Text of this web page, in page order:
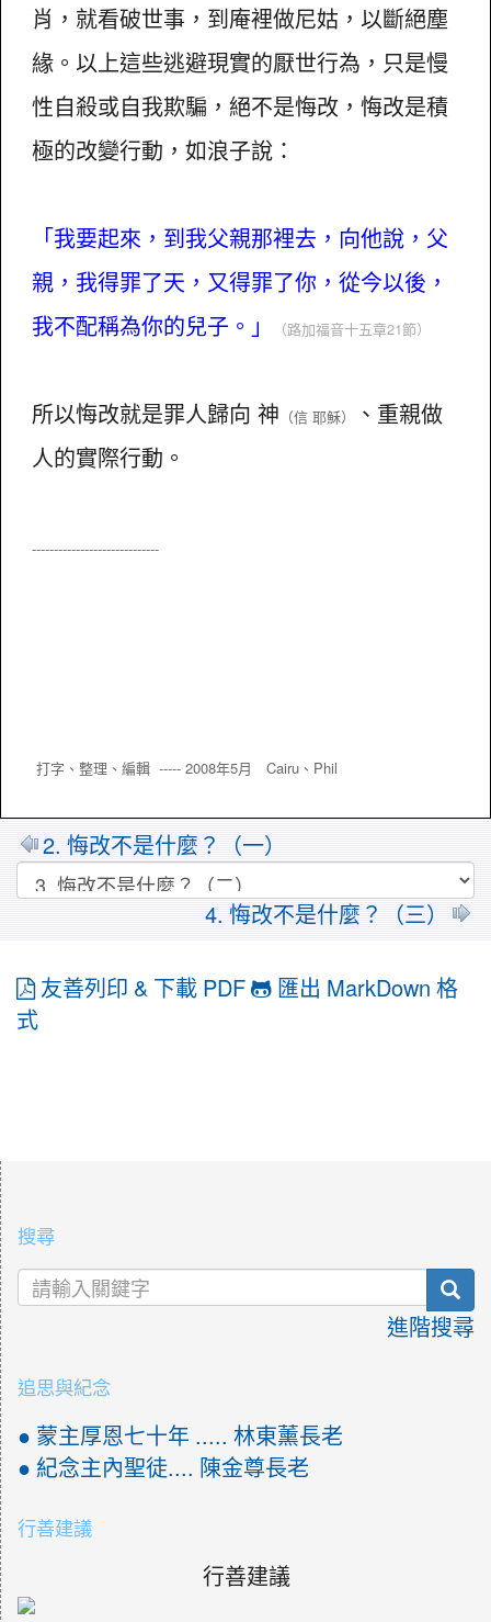
肖，就看破世事，到庵裡做尼姑，以斷絕塵
緣。以上這些逃避現實的厭世行為，只是慢
性自殺或自我欺騙，絕不是悔改，悔改是積
極的改變行動，如浪子說：
「我要起來，到我父親那裡去，向他說，父
親，我得罪了天，又得罪了你，從今以後，
我不配稱為你的兒子。」
（路加福音十五章21節）
所以悔改就是罪人歸向 神 （信 耶穌）
、重親做
人的實際行動。
-----------------------------
打字、整理、編輯 ----- 2008年5月 Cairu、 Phil
2. 悔改不是什麼？（一）
4. 悔改不是什麼？（三）
友善列印 & 下載 PDF
匯出 MarkDown 格
式
搜尋
進階搜尋
追思與紀念
● 蒙主厚恩七十年 ..... 林東薰長老
● 紀念主內聖徒.... 陳金尊長老
行善建議
行善建議